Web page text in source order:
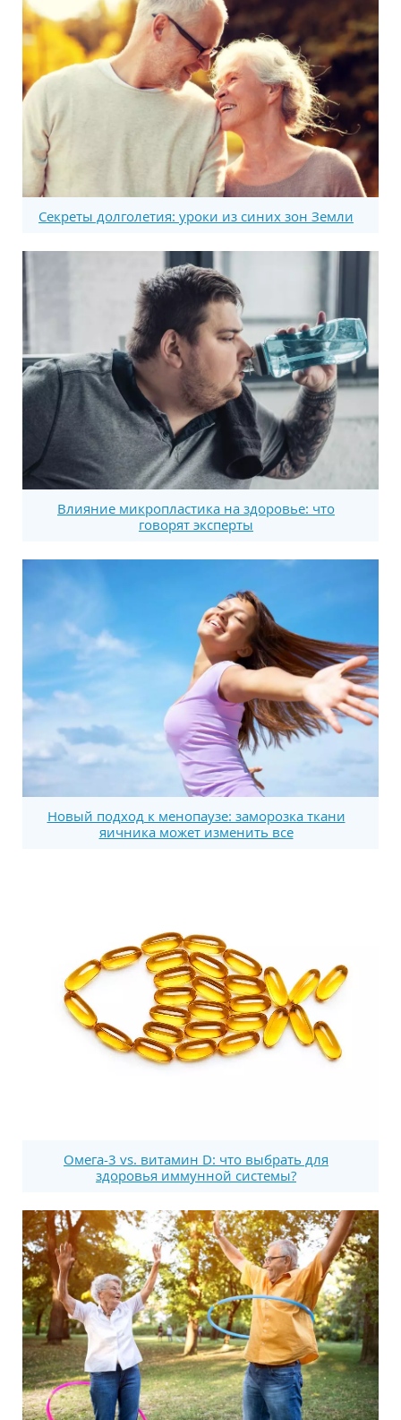
Секреты долголетия: уроки из синих зон Земли
Влияние микропластика на здоровье: что
говорят эксперты
Новый подход к менопаузе: заморозка ткани
яичника может изменить все
Омега-3 vs. витамин D: что выбрать для
здоровья иммунной системы?